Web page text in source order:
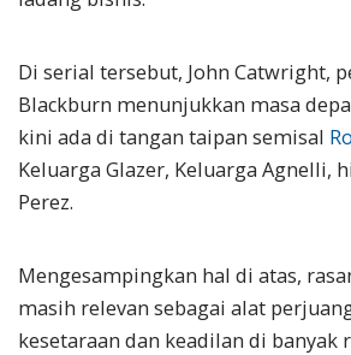
Di serial tersebut, John Catwright,
Blackburn menunjukkan masa
kini ada di tangan taipan semisal
Keluarga Glazer, Keluarga Agnelli,
Perez.
Mengesampingkan hal di atas,
masih relevan sebagai alat
kesetaraan dan keadilan di banyak